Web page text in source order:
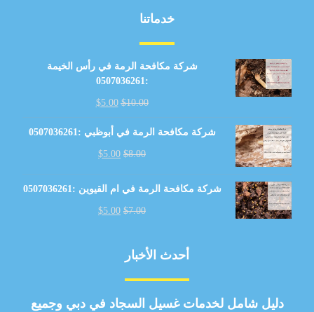
خدماتنا
شركة مكافحة الرمة في رأس الخيمة
:0507036261
$10.00
$5.00
شركة مكافحة الرمة في أبوظبي :0507036261
$8.00
$5.00
شركة مكافحة الرمة في ام القيوين :0507036261
$7.00
$5.00
أحدث الأخبار
دليل شامل لخدمات غسيل السجاد في دبي وجميع